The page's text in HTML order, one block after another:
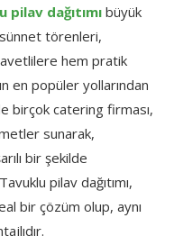
pilav dağıtımı büyük
törenleri,
hem pratik
en popüler yollarından
birçok catering firması,
sunarak,
bir şekilde
pilav dağıtımı,
bir çözüm olup, aynı